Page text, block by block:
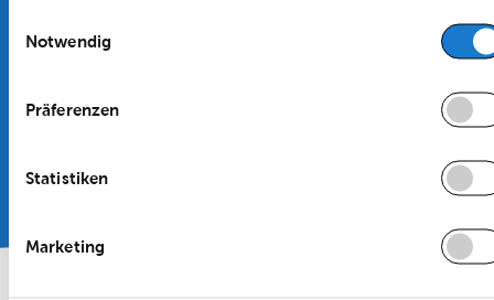
Notwendig
Präferenzen
Statistiken
Marketing